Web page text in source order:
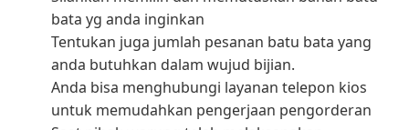
bata yg anda inginkan
Tentukan juga jumlah pesanan batu bata yang
anda butuhkan dalam wujud bijian.
Anda bisa menghubungi layanan telepon kios
untuk memudahkan pengerjaan pengorderan